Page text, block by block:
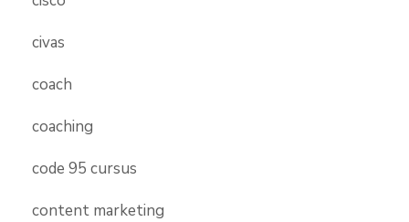
civas
coach
coaching
code 95 cursus
content marketing